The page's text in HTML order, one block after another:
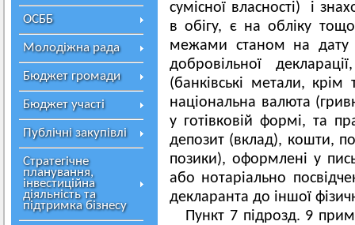
ОСББ
Молодіжна рада
Бюджет громади
Бюджет участі
Публічні закупівлі
Стратегічне
планування,
інвестиційна
діяльність та
підтримка бізнесу
сумісної власності) і
в обігу, є на обліку
межами станом на дату
добровільної
(банківські метали,
національна валюта
у готівковій формі, та
депозит (вклад), кошти,
позики), оформлені у
або нотаріально
декларанта до іншої
Пункт 7 підрозд. 9